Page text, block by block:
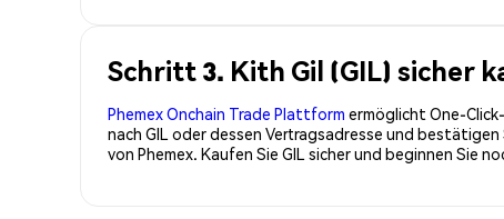
Schritt 3. Kith Gil (GIL) sicher
Phemex Onchain Trade Plattform ermöglicht One-
nach GIL oder dessen Vertragsadresse und
von Phemex. Kaufen Sie GIL sicher und beginnen Sie